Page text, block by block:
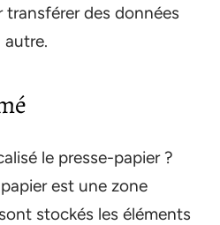
des données
autre.
le presse-papier ?
est une zone
stockés les éléments